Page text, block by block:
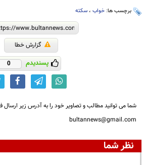
برچسب ها: خواب ، سکته
گزارش خطا
پسندیدم 0
شما می توانید مطالب و تصاویر خود را به آدرس زیر ارسال
bultannews@gmail.com
نظر شما